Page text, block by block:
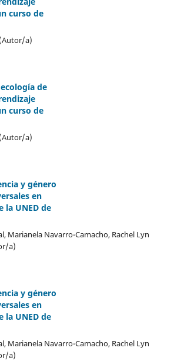
curso de
a)
de
curso de
a)
y género
en
la UNED de
Marianela Navarro-Camacho, Rachel Lyn
a)
y género
en
la UNED de
Marianela Navarro-Camacho, Rachel Lyn
a)